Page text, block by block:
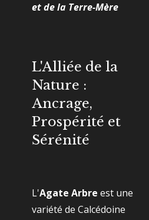
et de la Terre-Mère
L'Alliée de la
Nature :
Ancrage,
Prospérité et
Sérénité
L'Agate Arbre est une
variété de Calcédoine